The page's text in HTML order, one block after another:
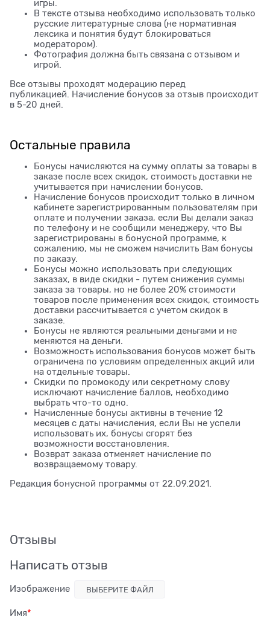
игры.
В тексте отзыва необходимо использовать только
русские литературные слова (не нормативная
лексика и понятия будут блокироваться
модератором).
Фотография должна быть связана с отзывом и
игрой.
Все отзывы проходят модерацию перед
публикацией. Начисление бонусов за отзыв происходит
в 5-20 дней.
Остальные правила
Бонусы начисляются на сумму оплаты за товары в
заказе после всех скидок, стоимость доставки не
учитывается при начислении бонусов.
Начисление бонусов происходит только в личном
кабинете зарегистрированным пользователям при
оплате и получении заказа, если Вы делали заказ
по телефону и не сообщили менеджеру, что Вы
зарегистрированы в бонусной программе, к
сожалению, мы не сможем начислить Вам бонусы
по заказу.
Бонусы можно использовать при следующих
заказах, в виде скидки - путем снижения суммы
заказа за товары, но не более 20% стоимости
товаров после применения всех скидок, стоимость
доставки рассчитывается с учетом скидок в
заказе.
Бонусы не являются реальными деньгами и не
меняются на деньги.
Возможность использования бонусов может быть
ограничена по условиям определенных акций или
на отдельные товары.
Скидки по промокоду или секретному слову
исключают начисление баллов, необходимо
выбрать что-то одно.
Начисленные бонусы активны в течение 12
месяцев с даты начисления, если Вы не успели
использовать их, бонусы сгорят без
возможности восстановления.
Возврат заказа отменяет начисление по
возвращаемому товару.
Редакция бонусной программы от 22.09.2021.
Отзывы
Написать отзыв
Изображение ВЫБЕРИТЕ ФАЙЛ
Имя